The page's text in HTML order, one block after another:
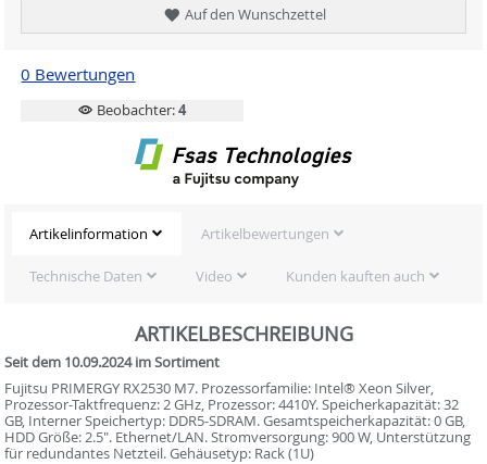
Auf den Wunschzettel
0 Bewertungen
Beobachter:4
Artikelinformation Artikelbewertungen
Technische Daten Video Kunden kauften auch
ARTIKELBESCHREIBUNG
Seit dem 10.09.2024 im Sortiment
Fujitsu PRIMERGY RX2530 M7. Prozessorfamilie: Intel® Xeon Silver,
Prozessor-Taktfrequenz: 2 GHz, Prozessor: 4410Y. Speicherkapazität: 32
GB, Interner Speichertyp: DDR5-SDRAM. Gesamtspeicherkapazität: 0 GB,
HDD Größe: 2.5". Ethernet/LAN. Stromversorgung: 900 W, Unterstützung
für redundantes Netzteil. Gehäusetyp: Rack (1U)